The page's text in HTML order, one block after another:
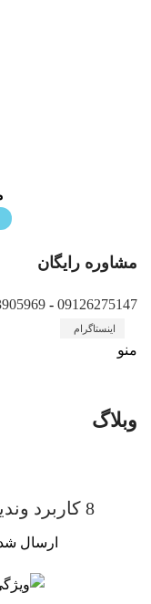
مشاوره رایگان
09126275147
-
اینستاگرام
منو
وبلاگ
8 کاربرد وندینگ ماشین پیتزا و پیراشکی
ارسال